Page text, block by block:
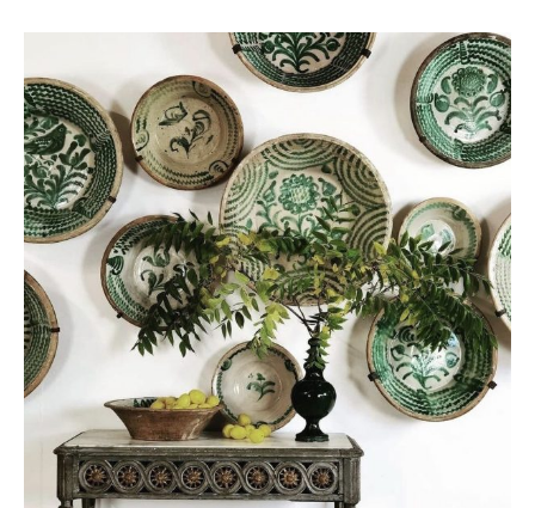
platos
se
tomaron
las
paredes